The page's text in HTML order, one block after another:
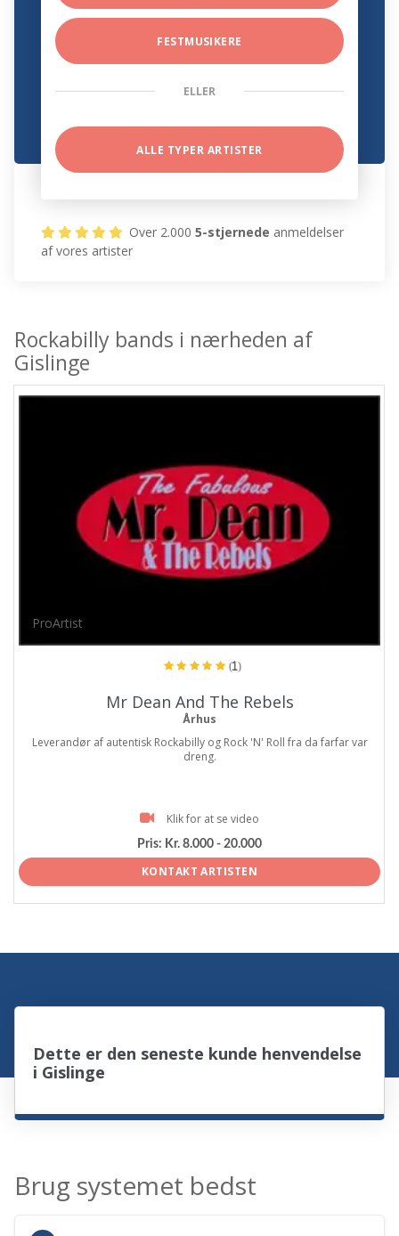
FESTMUSIKERE
ELLER
ALLE TYPER ARTISTER
Over 2.0005-stjernede anmeldelser
af vores artister
Rockabilly bands i nærheden af
Gislinge
ProArtist
(1)
Mr Dean And The Rebels
Århus
Leverandør af autentisk Rockabilly og Rock 'N' Roll fra da farfar var
dreng.
Klik for at se video
Pris: Kr. 8.000 - 20.000
KONTAKT ARTISTEN
Dette er den seneste kunde henvendelse
i Gislinge
Brug systemet bedst